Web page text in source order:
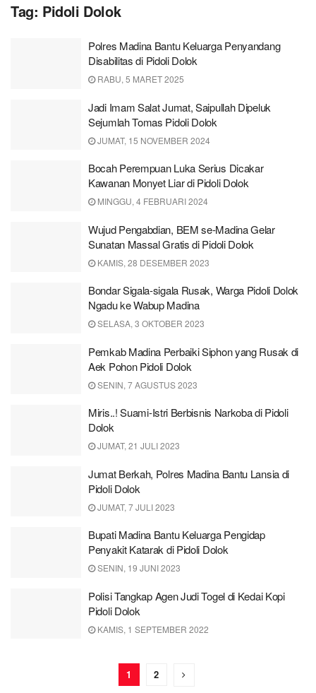
Tag: Pidoli Dolok
Polres Madina Bantu Keluarga Penyandang
Disabilitas di Pidoli Dolok
RABU, 5 MARET 2025
Jadi Imam Salat Jumat, Saipullah Dipeluk
Sejumlah Tomas Pidoli Dolok
JUMAT, 15 NOVEMBER 2024
Bocah Perempuan Luka Serius Dicakar
Kawanan Monyet Liar di Pidoli Dolok
MINGGU, 4 FEBRUARI 2024
Wujud Pengabdian, BEM se-Madina Gelar
Sunatan Massal Gratis di Pidoli Dolok
KAMIS, 28 DESEMBER 2023
Bondar Sigala-sigala Rusak, Warga Pidoli Dolok
Ngadu ke Wabup Madina
SELASA, 3 OKTOBER 2023
Pemkab Madina Perbaiki Siphon yang Rusak di
Aek Pohon Pidoli Dolok
SENIN, 7 AGUSTUS 2023
Miris..! Suami-Istri Berbisnis Narkoba di Pidoli
Dolok
JUMAT, 21 JULI 2023
Jumat Berkah, Polres Madina Bantu Lansia di
Pidoli Dolok
JUMAT, 7 JULI 2023
Bupati Madina Bantu Keluarga Pengidap
Penyakit Katarak di Pidoli Dolok
SENIN, 19 JUNI 2023
Polisi Tangkap Agen Judi Togel di Kedai Kopi
Pidoli Dolok
KAMIS, 1 SEPTEMBER 2022
1 2